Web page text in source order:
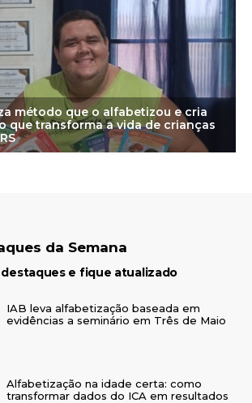
método que o alfabetizou e cria
que transforma a vida de crianças
da Semana
e fique atualizado
IAB leva alfabetização baseada em
evidências a seminário em Três de Maio
Alfabetização na idade certa: como
transformar dados do ICA em resultados